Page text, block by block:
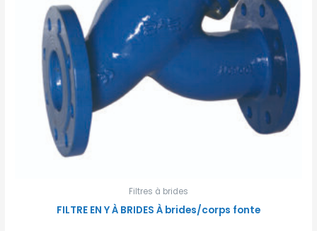
Filtres à brides
FILTRE EN Y À BRIDES À brides/corps fonte